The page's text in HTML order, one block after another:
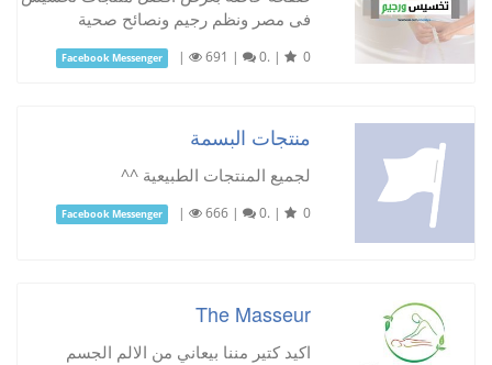
فى مصر ونظم رجيم ونصائح صحية
Facebook Messenger | 691 | 0. | 0
منتجات البسمة
لجميع المنتجات الطبيعية ^^
Facebook Messenger | 666 | 0. | 0
The Masseur
اكيد كتير مننا بيعاني من الالم الجسم